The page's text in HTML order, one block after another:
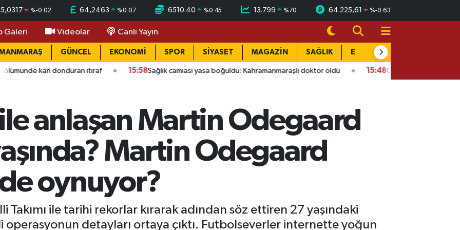
%-0.02 64,2463 %0.07 6510.40 %0.45 13.799 %70 64.225,61 %-0.63
Galeri Videolar Canlı Yayın
GÜNCEL EKONOMİ SPOR SİYASET MAGAZİN SAĞLIK EĞİTİM
donduran itiraf 15:58 Sağlık camiası yasa boğuldu: Kahramanmaraşlı doktor öldü 15:48 Onikişubat’ta ücretsiz üniversite
anlaşan Martin Odegaard
Martin Odegaard
oynuyor?
Takımı ile tarihi rekorlar kırarak adından söz ettiren 27 yaşındaki
detayları ortaya çıktı. Futbolseverler internette yoğun